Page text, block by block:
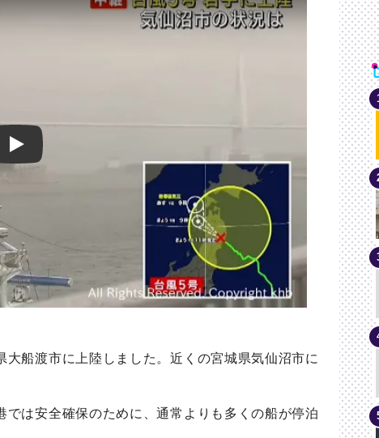
Play
船渡市に上陸しました。近くの宮城県気仙沼市に
は安全確保のために、通常よりも多くの船が停泊